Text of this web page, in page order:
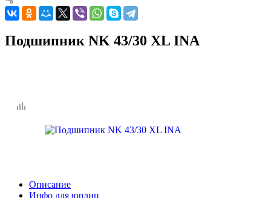
Подшипник NK 43/30 XL INA
Описание
Инфо для юрлиц